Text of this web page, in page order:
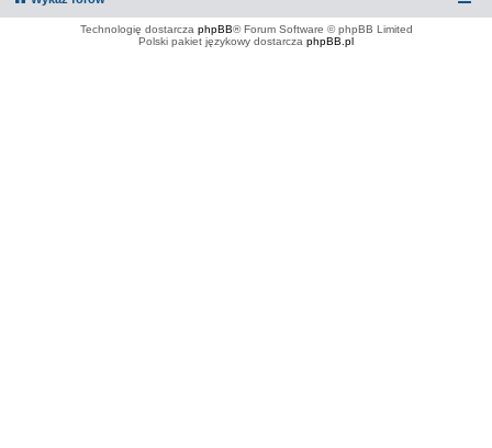
Technologię dostarcza phpBB® Forum Software © phpBB Limited
Polski pakiet językowy dostarcza phpBB.pl